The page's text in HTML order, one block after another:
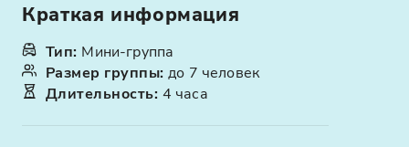
Краткая информация
Тип: Мини-группа
Размер группы: до 7 человек
Длительность: 4 часа